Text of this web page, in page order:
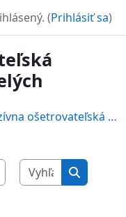
(Prihlásiť sa)
Intenzívna ošetrovateľská starostlivosť o dospelých
Vyhľadať
Vyhľadať